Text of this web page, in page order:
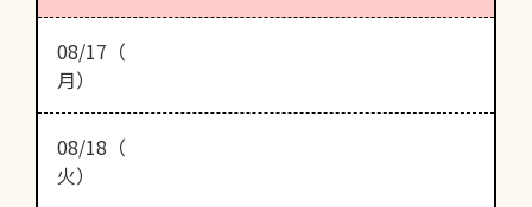
08/17（
月）
08/18（
火）